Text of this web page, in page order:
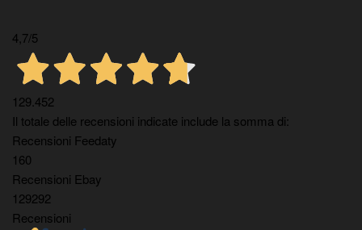
4,7/5
129.452
Il totale delle recensioni indicate include la somma di:
Recensioni Feedaty
160
Recensioni Ebay
129292
Recensioni